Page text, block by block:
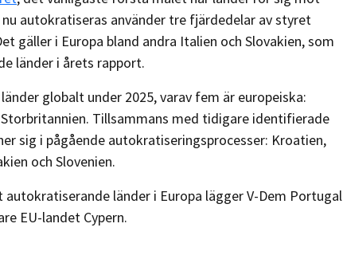
autokratiseras använder tre fjärdedelar av styret
gäller i Europa bland andra Italien och Slovakien, som
länder i årets rapport.
globalt under 2025, varav fem är europeiska:
Tillsammans med tidigare identifierade
sig i pågående autokratiseringsprocesser: Kroatien,
och Slovenien.
länder i Europa lägger V-Dem Portugal
EU-landet Cypern.